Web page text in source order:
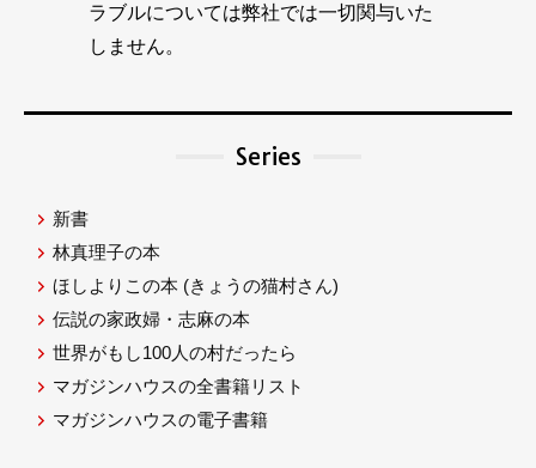
ラブルについては弊社では一切関与いた
しません。
Series
新書
林真理子の本
ほしよりこの本 (きょうの猫村さん)
伝説の家政婦・志麻の本
世界がもし100人の村だったら
マガジンハウスの全書籍リスト
マガジンハウスの電子書籍